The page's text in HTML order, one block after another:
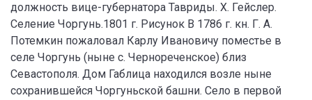
должность вице-губернатора Тавриды. Х. Гейслер.
Селение Чоргунь.1801 г. Рисунок В 1786 г. кн. Г. А.
Потемкин пожаловал Карлу Ивановичу поместье в
селе Чоргунь (ныне с. Чернореченское) близ
Севастополя. Дом Габлица находился возле ныне
сохранившейся Чоргуньской башни. Село в первой